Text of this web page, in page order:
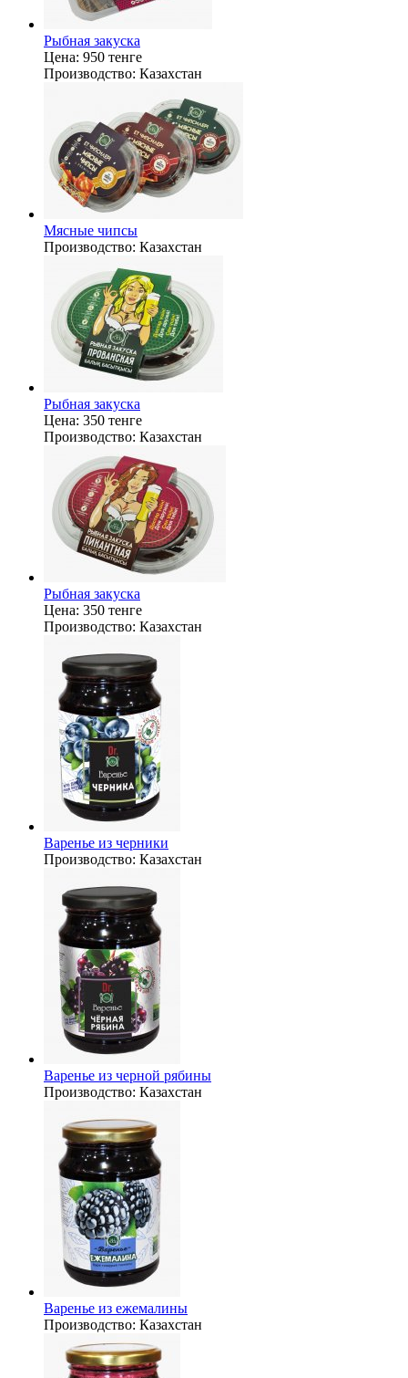
Рыбная закуска
Цена: 950 тенге
Производство: Казахстан
Мясные чипсы
Производство: Казахстан
Рыбная закуска
Цена: 350 тенге
Производство: Казахстан
Рыбная закуска
Цена: 350 тенге
Производство: Казахстан
Варенье из черники
Производство: Казахстан
Варенье из черной рябины
Производство: Казахстан
Варенье из ежемалины
Производство: Казахстан